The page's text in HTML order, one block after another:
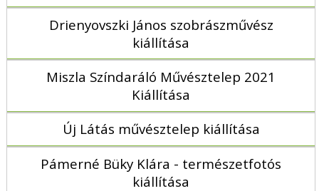
Drienyovszki János szobrászművész
kiállítása
Miszla Színdaráló Művésztelep 2021
Kiállítása
Új Látás művésztelep kiállítása
Pámerné Büky Klára - természetfotós
kiállítása